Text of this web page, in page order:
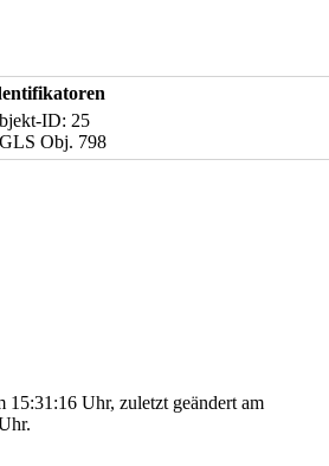
ID: 25
Obj. 798
15:31:16 Uhr, zuletzt geändert am